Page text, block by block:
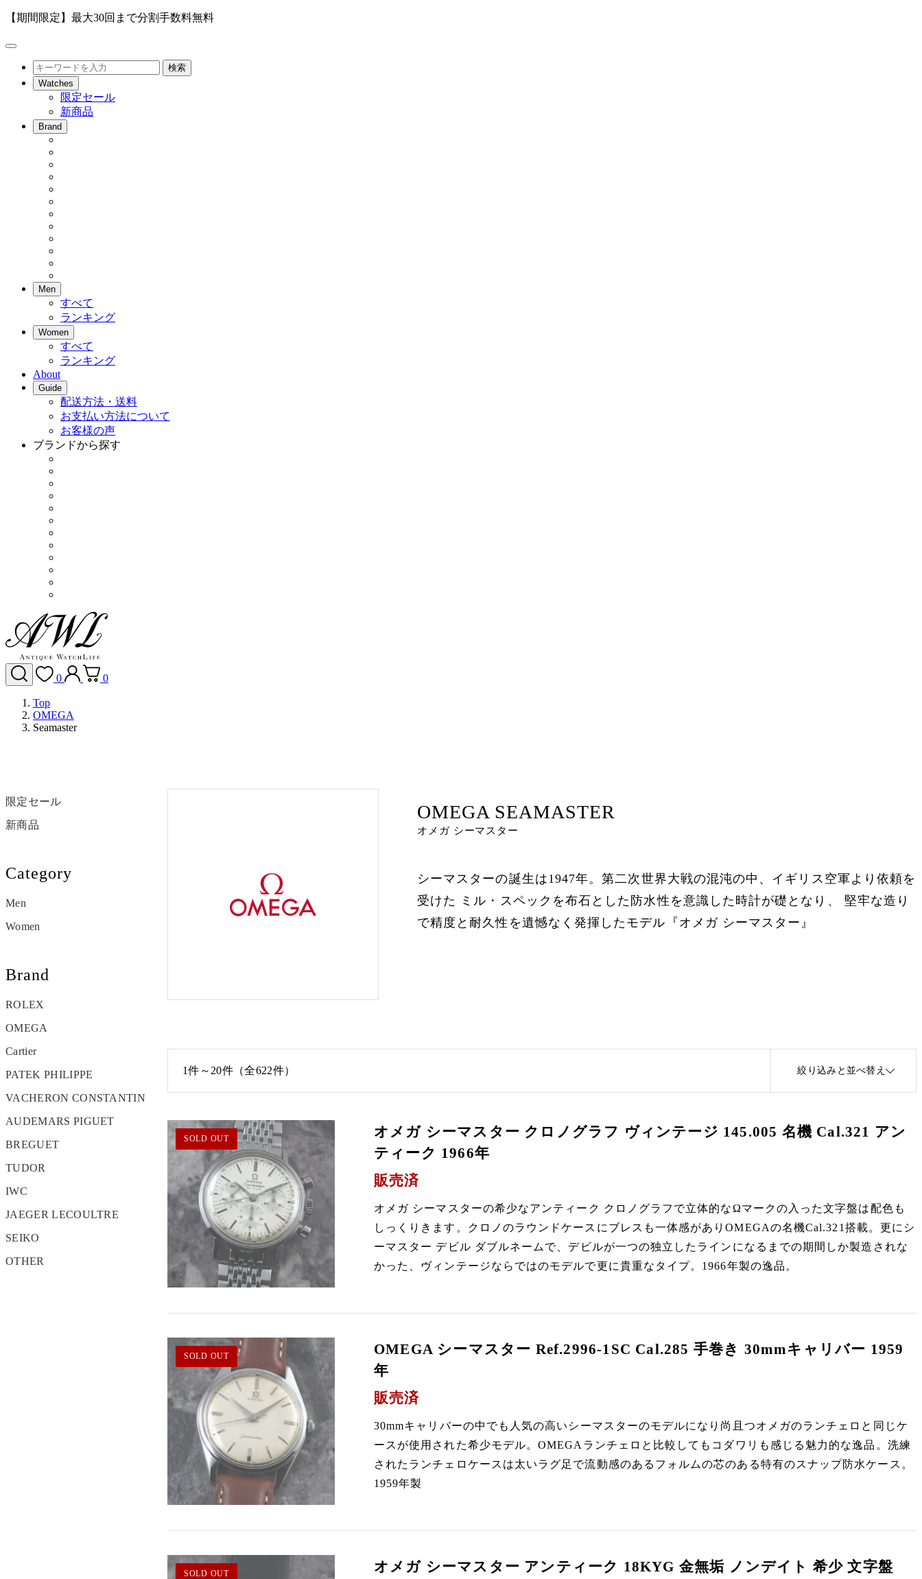
【期間限定】最大30回まで分割手数料無料
メ
検
索
検索
Watches
限定セール
新商品
Brand
Men
すべて
ランキング
Women
すべて
ランキング
About
Guide
配送方法・送料
お支払い方法について
お客様の声
ブランドから探す
0 0
Top
OMEGA
Seamaster
OMEGA SEAMASTER
オメガ シーマスター
シーマスターの誕生は1947年。第二次世界大戦の混沌の中、イギリス空軍より依頼を
受けた ミル・スペックを布石とした防水性を意識した時計が礎となり、 堅牢な造り
で精度と耐久性を遺憾なく発揮したモデル『オメガ シーマスター』
1件～20件（全622件） 絞り込みと並べ替え
SOLD OUT
オメガ シーマスター クロノグラフ ヴィンテージ 145.005 名機 Cal.321 アン
ティーク 1966年
販売済
オメガ シーマスターの希少なアンティーク クロノグラフで立体的なΩマークの入った文字盤は配色も
しっくりきます。クロノのラウンドケースにブレスも一体感がありOMEGAの名機Cal.321搭載。更にシ
ーマスター デビル ダブルネームで、デビルが一つの独立したラインになるまでの期間しか製造されな
かった、ヴィンテージならではのモデルで更に貴重なタイプ。1966年製の逸品。
SOLD OUT
OMEGA シーマスター Ref.2996-1SC Cal.285 手巻き 30mmキャリバー 1959
年
販売済
30mmキャリバーの中でも人気の高いシーマスターのモデルになり尚且つオメガのランチェロと同じケ
ースが使用された希少モデル。OMEGAランチェロと比較してもコダワリも感じる魅力的な逸品。洗練
されたランチェロケースは太いラグ足で流動感のあるフォルムの芯のある特有のスナップ防水ケース。
1959年製
SOLD OUT
オメガ シーマスター アンティーク 18KYG 金無垢 ノンデイト 希少 文字盤
限定セール
新商品
Category
Men
Women
Brand
ROLEX
OMEGA
Cartier
PATEK PHILIPPE
VACHERON CONSTANTIN
AUDEMARS PIGUET
BREGUET
TUDOR
IWC
JAEGER LECOULTRE
SEIKO
OTHER